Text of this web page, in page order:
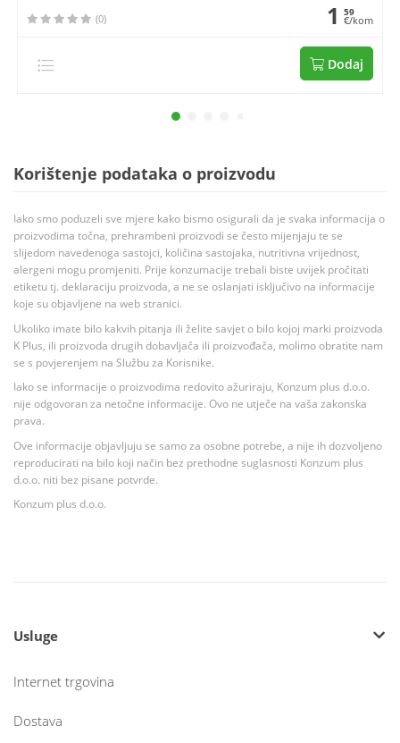
(0) 1 59
€/kom
Dodaj
Korištenje podataka o proizvodu
Iako smo poduzeli sve mjere kako bismo osigurali da je svaka informacija o
proizvodima točna, prehrambeni proizvodi se često mijenjaju te se
slijedom navedenoga sastojci, količina sastojaka, nutritivna vrijednost,
alergeni mogu promjeniti. Prije konzumacije trebali biste uvijek pročitati
etiketu tj. deklaraciju proizvoda, a ne se oslanjati isključivo na informacije
koje su objavljene na web stranici.
Ukoliko imate bilo kakvih pitanja ili želite savjet o bilo kojoj marki proizvoda
K Plus, ili proizvoda drugih dobavljača ili proizvođača, molimo obratite nam
se s povjerenjem na Službu za Korisnike.
Iako se informacije o proizvodima redovito ažuriraju, Konzum plus d.o.o.
nije odgovoran za netočne informacije. Ovo ne utječe na vaša zakonska
prava.
Ove informacije objavljuju se samo za osobne potrebe, a nije ih dozvoljeno
reproducirati na bilo koji način bez prethodne suglasnosti Konzum plus
d.o.o. niti bez pisane potvrde.
Konzum plus d.o.o.
Usluge
Internet trgovina
Dostava